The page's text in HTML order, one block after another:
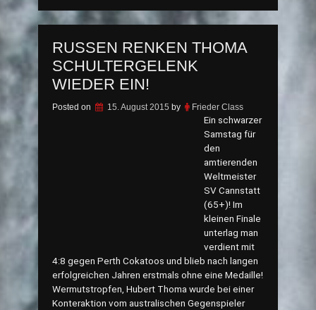
Kazan
fischen“
RUSSEN RENKEN THOMA
SCHULTERGELENK
WIEDER EIN!
Posted on 15. August 2015 by Frieder Class
Ein schwarzer
Samstag für
den
amtierenden
Weltmeister
SV Cannstatt
(65+)! Im
kleinen Finale
unterlag man
verdient mit
4:8 gegen Perth Cokatoos und blieb nach langen
erfolgreichen Jahren erstmals ohne eine Medaille!
Wermutstropfen, Hubert Thoma wurde bei einer
Konteraktion vom australischen Gegenspieler